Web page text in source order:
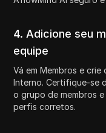
4. Adicione seu
equipe
Vá em Membros e crie
Interno. Certifique-se
o grupo de membros
perfis corretos.